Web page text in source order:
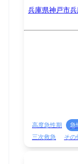
兵庫県神戸市
高度急性期 急
三次救急
その